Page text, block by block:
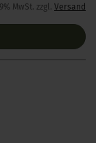
MwSt. zzgl. Versand